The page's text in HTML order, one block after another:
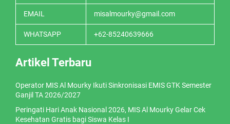
EMAIL misalmourky@gmail.com
WHATSAPP +62-85240639666
Artikel Terbaru
Operator MIS Al Mourky Ikuti Sinkronisasi EMIS GTK Semester
Ganjil TA 2026/2027
Peringati Hari Anak Nasional 2026, MIS Al Mourky Gelar Cek
Kesehatan Gratis bagi Siswa Kelas I